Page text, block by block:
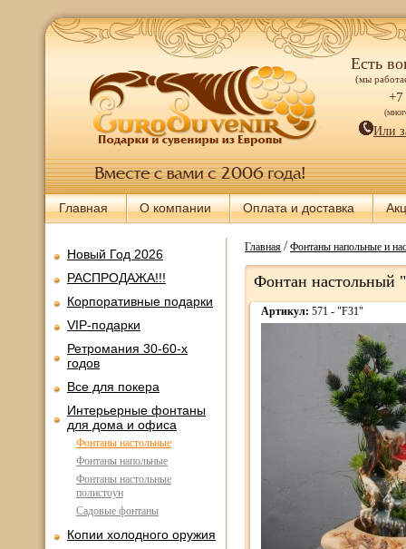
Есть
(мы
+7
Или
Главная О компании Оплата и доставка
Новый Год 2026
РАСПРОДАЖА!!!
Корпоративные подарки
VIP-подарки
Ретромания 30-60-х
годов
Все для покера
Интерьерные фонтаны
для дома и офиса
Фонтаны настольные
Фонтаны напольные
Фонтаны настольные
полистоун
Садовые фонтаны
Копии холодного оружия
Главная/Фонтаны напольные и
Фонтан настольный
Артикул: 571 - "F31"